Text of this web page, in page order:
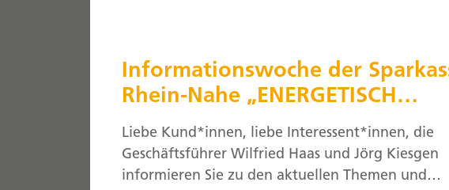
Informationswoche der
Rhein-Nahe „ENERGETISCH
SANIEREN“
Liebe Kund*innen, liebe Interessent*innen, die
Geschäftsführer Wilfried Haas und Jörg Kiesgen
informieren Sie zu den aktuellen Themen und